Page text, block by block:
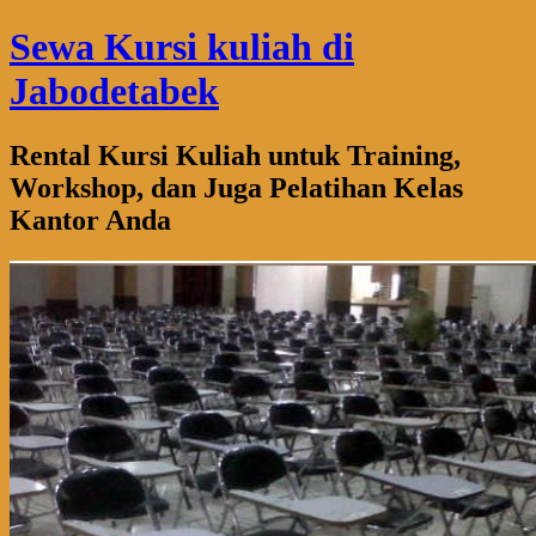
Sewa Kursi kuliah di
Jabodetabek
Rental Kursi Kuliah untuk Training,
Workshop, dan Juga Pelatihan Kelas
Kantor Anda